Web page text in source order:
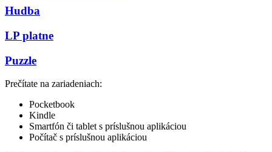
Hudba
LP platne
Puzzle
Prečítate na zariadeniach:
Pocketbook
Kindle
Smartfón či tablet s príslušnou aplikáciou
Počítač s príslušnou aplikáciou